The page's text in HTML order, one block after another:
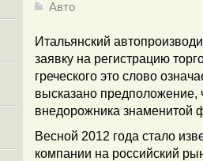
Авто
Итальянский
заявку на регистрацию
греческого это слово
высказано предположение,
внедорожника знаменитой
Весной 2012 года стало
компании на российский